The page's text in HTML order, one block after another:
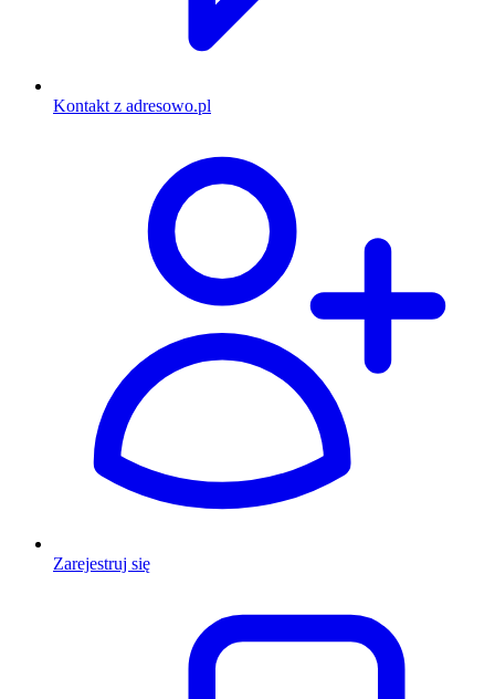
Kontakt z adresowo.pl
Zarejestruj się